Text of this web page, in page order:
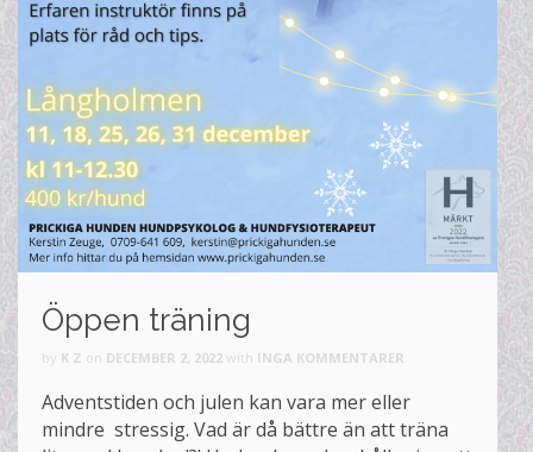
Öppen träning
by K Z on DECEMBER 2, 2022 with INGA KOMMENTARER
Adventstiden och julen kan vara mer eller
mindre stressig. Vad är då bättre än att träna